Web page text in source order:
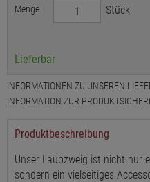
Menge Stück
Lieferbar
INFORMATIONEN ZU UNSEREN
INFORMATION ZUR
Produktbeschreibung
Unser Laubzweig ist nicht nur
sondern ein vielseitiges